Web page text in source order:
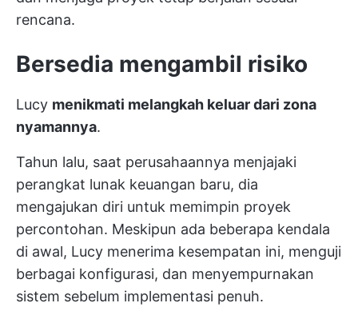
rencana.
Bersedia mengambil risiko
Lucy menikmati melangkah keluar dari zona
nyamannya.
Tahun lalu, saat perusahaannya menjajaki
perangkat lunak keuangan baru, dia
mengajukan diri untuk memimpin proyek
percontohan. Meskipun ada beberapa kendala
di awal, Lucy menerima kesempatan ini, menguji
berbagai konfigurasi, dan menyempurnakan
sistem sebelum implementasi penuh.